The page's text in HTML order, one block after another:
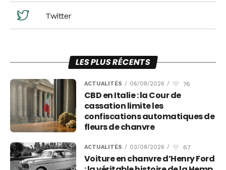
Twitter
LES PLUS RÉCENTS
ACTUALITÉS / 06/08/2026 / 76
CBD en Italie : la Cour de
cassation limite les
confiscations automatiques de
fleurs de chanvre
ACTUALITÉS / 03/08/2026 / 67
Voiture en chanvre d’Henry Ford